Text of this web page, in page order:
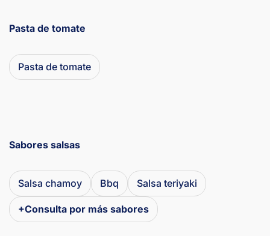
Pasta de tomate
Pasta de tomate
Sabores salsas
Salsa chamoy Bbq Salsa teriyaki
+Consulta por más sabores